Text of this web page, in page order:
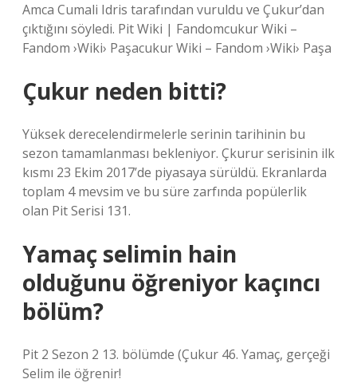
Amca Cumali Idris tarafından vuruldu ve Çukur’dan
çıktığını söyledi. Pit Wiki | Fandomcukur Wiki –
Fandom ›Wiki› Paşacukur Wiki – Fandom ›Wiki› Paşa
Çukur neden bitti?
Yüksek derecelendirmelerle serinin tarihinin bu
sezon tamamlanması bekleniyor. Çkurur serisinin ilk
kısmı 23 Ekim 2017’de piyasaya sürüldü. Ekranlarda
toplam 4 mevsim ve bu süre zarfında popülerlik
olan Pit Serisi 131.
Yamaç selimin hain
olduğunu öğreniyor kaçıncı
bölüm?
Pit 2 Sezon 2 13. bölümde (Çukur 46. Yamaç, gerçeği
Selim ile öğrenir!